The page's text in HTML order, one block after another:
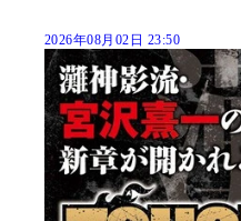
2026年08月02日 23:50